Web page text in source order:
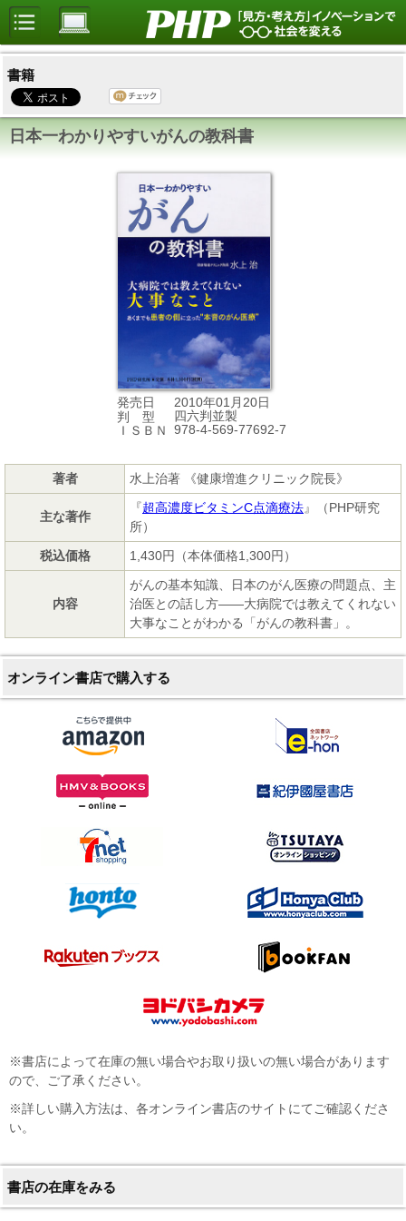
書籍
日本一わかりやすいがんの教科書
発売日
2010年01月20日
判 型
四六判並製
ＩＳＢＮ
978-4-569-77692-7
著者 水上治著 《健康増進クリニック院長》
主な著作
『超高濃度ビタミンC点滴療法』（PHP研究
所）
税込価格
1,430円（本体価格1,300円）
内容
がんの基本知識、日本のがん医療の問題点、主
治医との話し方――大病院では教えてくれない
大事なことがわかる「がんの教科書」。
オンライン書店で購入する
※書店によって在庫の無い場合やお取り扱いの無い場合があります
ので、ご了承ください。
※詳しい購入方法は、各オンライン書店のサイトにてご確認くださ
い。
書店の在庫をみる